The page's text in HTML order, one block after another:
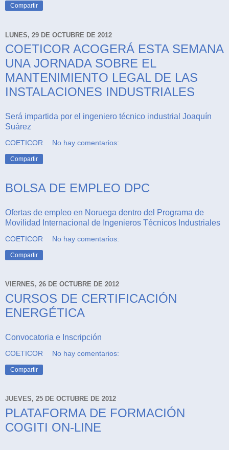
Compartir
LUNES, 29 DE OCTUBRE DE 2012
COETICOR ACOGERÁ ESTA SEMANA
UNA JORNADA SOBRE EL
MANTENIMIENTO LEGAL DE LAS
INSTALACIONES INDUSTRIALES
Será impartida por el ingeniero técnico industrial Joaquín
Suárez
COETICOR No hay comentarios:
Compartir
BOLSA DE EMPLEO DPC
Ofertas de empleo en Noruega dentro del Programa de
Movilidad Internacional de Ingenieros Técnicos Industriales
COETICOR No hay comentarios:
Compartir
VIERNES, 26 DE OCTUBRE DE 2012
CURSOS DE CERTIFICACIÓN
ENERGÉTICA
Convocatoria e Inscripción
COETICOR No hay comentarios:
Compartir
JUEVES, 25 DE OCTUBRE DE 2012
PLATAFORMA DE FORMACIÓN
COGITI ON-LINE